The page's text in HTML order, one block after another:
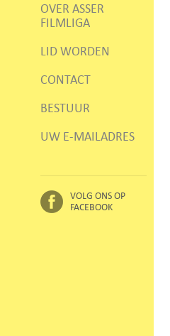
OVER ASSER
FILMLIGA
LID WORDEN
CONTACT
BESTUUR
UW E-MAILADRES
VOLG ONS OP
FACEBOOK